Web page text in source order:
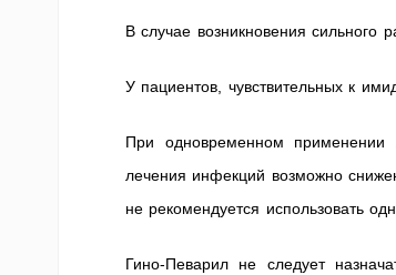
В случае возникновения сильного
У пациентов, чувствительных к
При одновременном применении
лечения инфекций возможно
не рекомендуется использовать
Гино-Певарил не следует